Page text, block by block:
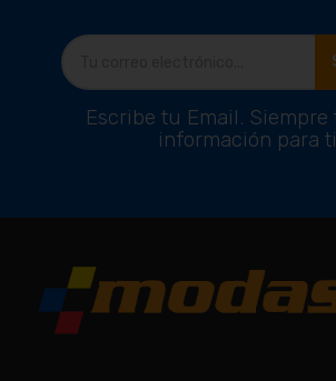
Escribe tu Email. Siempre
información para